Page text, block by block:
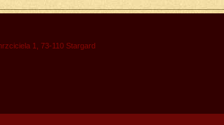
1, 73-110 Stargard